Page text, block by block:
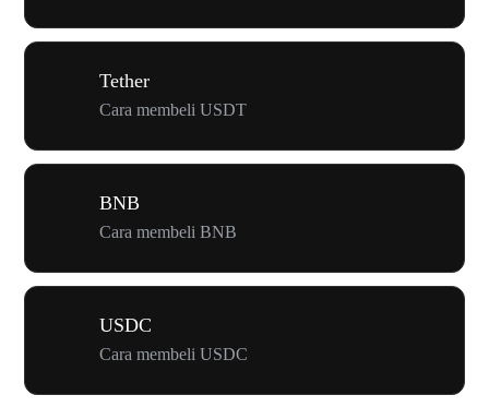
Tether
Cara membeli USDT
BNB
Cara membeli BNB
USDC
Cara membeli USDC